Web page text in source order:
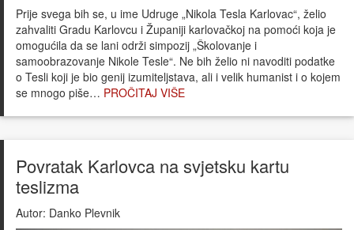
Prije svega bih se, u ime Udruge „Nikola Tesla Karlovac“, želio
zahvaliti Gradu Karlovcu i Županiji karlovačkoj na pomoći koja je
omogućila da se lani održi simpozij „Školovanje i
samoobrazovanje Nikole Tesle“. Ne bih želio ni navoditi podatke
o Tesli koji je bio genij izumiteljstava, ali i velik humanist i o kojem
se mnogo piše… PROČITAJ VIŠE
Povratak Karlovca na svjetsku kartu
teslizma
Autor: Danko Plevnik